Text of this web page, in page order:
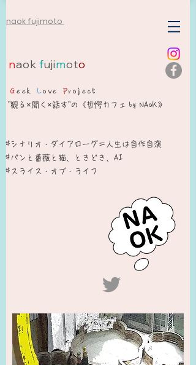
naok fujimoto
naokfujimoto
Geek Love Project
”観る×聞く×話す”の《哲愕カフェ by NAoK》
#シナリオ・ダイアローグ＝人生は自作自演​
​#パンと薔薇と猫、ときどき、AI
#スライス・オブ・ライフ